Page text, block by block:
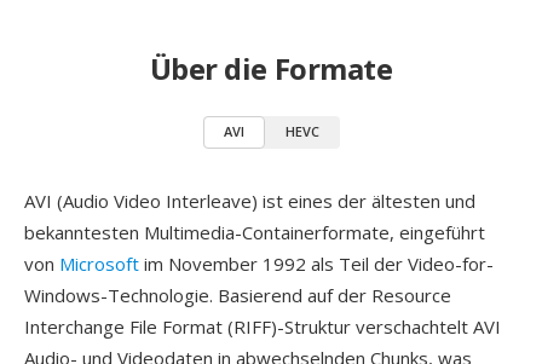
Über die Formate
AVI HEVC
AVI (Audio Video Interleave) ist eines der ältesten und
bekanntesten Multimedia-Containerformate, eingeführt
von Microsoft im November 1992 als Teil der Video-for-
Windows-Technologie. Basierend auf der Resource
Interchange File Format (RIFF)-Struktur verschachtelt AVI
Audio- und Videodaten in abwechselnden Chunks, was